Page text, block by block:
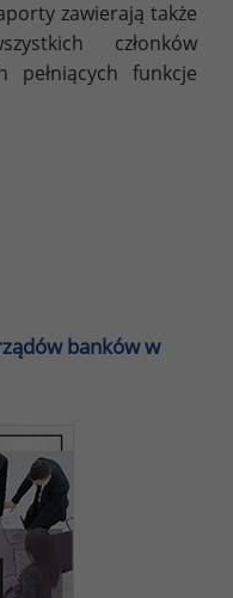
zawierają także
członków
pełniących funkcje
banków w